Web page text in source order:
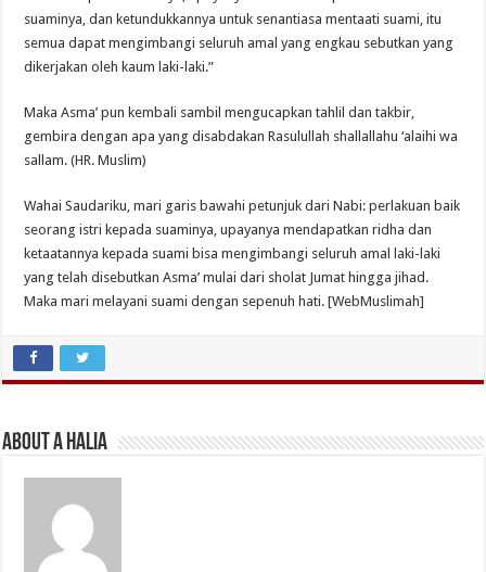
suaminya, dan ketundukkannya untuk senantiasa mentaati suami, itu
semua dapat mengimbangi seluruh amal yang engkau sebutkan yang
dikerjakan oleh kaum laki-laki.”
Maka Asma’ pun kembali sambil mengucapkan tahlil dan takbir,
gembira dengan apa yang disabdakan Rasulullah shallallahu ‘alaihi wa
sallam. (HR. Muslim)
Wahai Saudariku, mari garis bawahi petunjuk dari Nabi: perlakuan baik
seorang istri kepada suaminya, upayanya mendapatkan ridha dan
ketaatannya kepada suami bisa mengimbangi seluruh amal laki-laki
yang telah disebutkan Asma’ mulai dari sholat Jumat hingga jihad.
Maka mari melayani suami dengan sepenuh hati. [WebMuslimah]
About A Halia